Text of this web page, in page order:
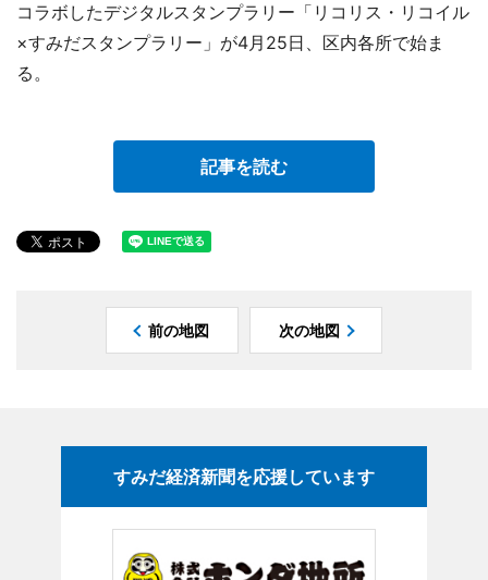
コラボしたデジタルスタンプラリー「リコリス・リコイル
×すみだスタンプラリー」が4月25日、区内各所で始ま
る。
記事を読む
前の地図 次の地図
すみだ経済新聞を応援しています